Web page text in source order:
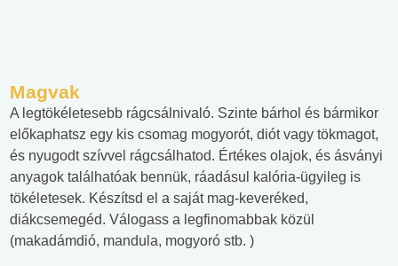
Magvak
A legtökéletesebb rágcsálnivaló. Szinte bárhol és bármikor
előkaphatsz egy kis csomag mogyorót, diót vagy tökmagot,
és nyugodt szívvel rágcsálhatod. Értékes olajok, és ásványi
anyagok találhatóak bennük, ráadásul kalória-ügyileg is
tökéletesek. Készítsd el a saját mag-keveréked,
diákcsemegéd. Válogass a legfinomabbak közül
(makadámdió, mandula, mogyoró stb. )